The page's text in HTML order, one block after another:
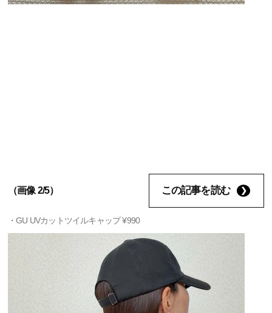
（画像 2/5） この記事を読む
・GU UVカットツイルキャップ ¥990